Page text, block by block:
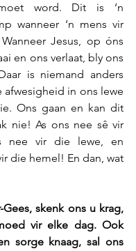
word. Dit is ‘n
wanneer ‘n mens vir
Jesus, op óns
en ons verlaat, bly ons
is niemand anders
afwesigheid in ons lewe
Ons gaan en kan dit
nie! As ons nee sê vir
nee vir die lewe, en
die hemel! En dan, wat
Gees, skenk ons u krag,
vir elke dag. Ook
sorge knaag, sal ons